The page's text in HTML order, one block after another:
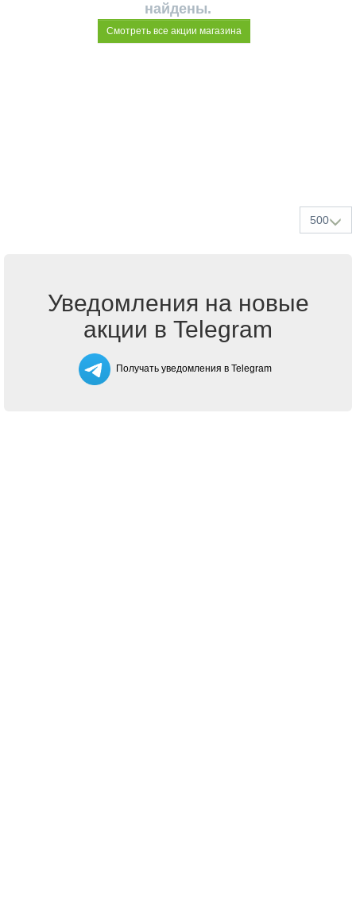
найдены.
Смотреть все акции магазина
500
Уведомления на новые
акции в Telegram
Получать уведомления в Telegram